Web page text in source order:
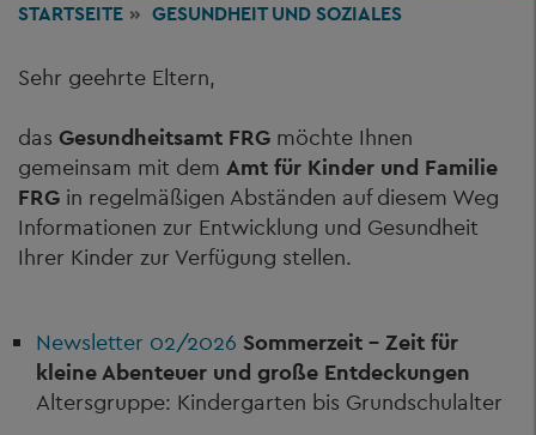
STARTSEITE GESUNDHEITUND SOZIALES
Sehr geehrte Eltern,
das Gesundheitsamt FRG möchte Ihnen
gemeinsam mit dem Amt für Kinder und Familie
FRG in regelmäßigen Abständen auf diesem Weg
Informationen zur Entwicklung und Gesundheit
Ihrer Kinder zur Verfügung stellen.
Newsletter 02/2026 Sommerzeit – Zeit für
kleine Abenteuer und große Entdeckungen
Altersgruppe: Kindergarten bis Grundschulalter